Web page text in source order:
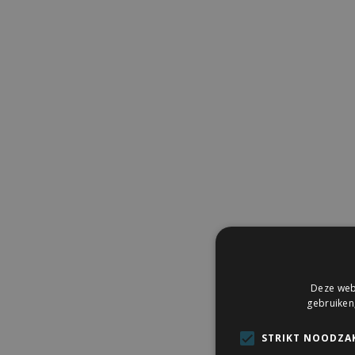
Deze
STRIKT